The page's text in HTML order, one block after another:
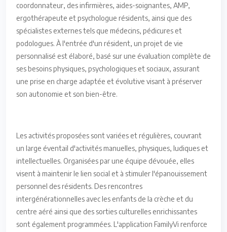
coordonnateur, des infirmières, aides-soignantes, AMP,
ergothérapeute et psychologue résidents, ainsi que des
spécialistes externes tels que médecins, pédicures et
podologues. À l'entrée d'un résident, un projet de vie
personnalisé est élaboré, basé sur une évaluation complète de
ses besoins physiques, psychologiques et sociaux, assurant
une prise en charge adaptée et évolutive visant à préserver
son autonomie et son bien-être.
Les activités proposées sont variées et régulières, couvrant
un large éventail d'activités manuelles, physiques, ludiques et
intellectuelles. Organisées par une équipe dévouée, elles
visent à maintenir le lien social et à stimuler l'épanouissement
personnel des résidents. Des rencontres
intergénérationnelles avec les enfants de la crèche et du
centre aéré ainsi que des sorties culturelles enrichissantes
sont également programmées. L'application FamilyVi renforce